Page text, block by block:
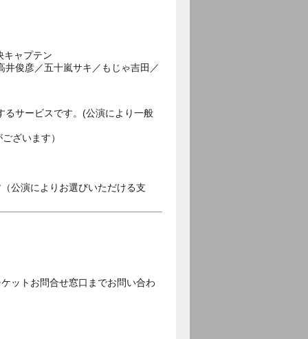
キャプテン
俊彦／五十嵐サキ／もじゃ吉田／
るサービスです。(公演により一般
ざいます）
公演によりお選びいただける支
ットお問合せ窓口までお問い合わ